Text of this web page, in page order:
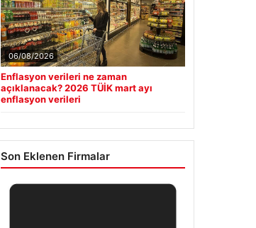
06/08/2026
Enflasyon verileri ne zaman
açıklanacak? 2026 TÜİK mart ayı
enflasyon verileri
Son Eklenen Firmalar